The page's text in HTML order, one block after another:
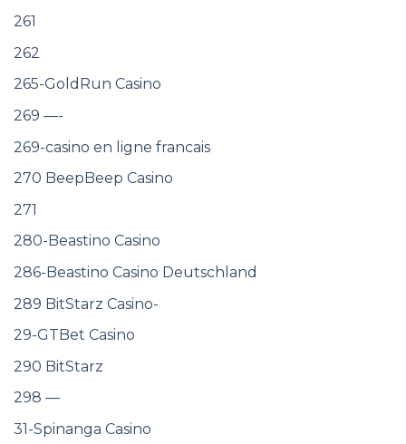
261
262
265-GoldRun Casino
269 —-
269-casino en ligne francais
270 BeepBeep Casino
271
280-Beastino Casino
286-Beastino Casino Deutschland
289 BitStarz Casino-
29-GTBet Casino
290 BitStarz
298 —
31-Spinanga Casino